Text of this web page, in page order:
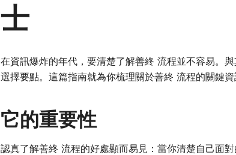
士
在資訊爆炸的年代，要清楚了解善終 流程並不容易。
選擇要點。這篇指南就為你梳理關於善終 流程的關鍵資
它的重要性
認真了解善終 流程的好處顯而易見：當你清楚自己面